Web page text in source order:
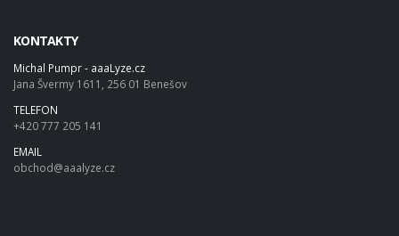
KONTAKTY
Michal Pumpr - aaaLyze.cz
Jana Švermy 1611, 256 01 Benešov
TELEFON
+420 777 205 141
EMAIL
obchod@aaalyze.cz